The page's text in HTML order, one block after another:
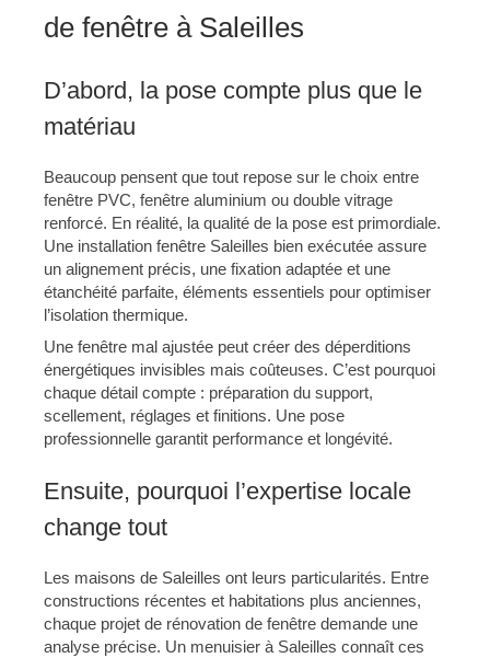
de fenêtre à Saleilles
D’abord, la pose compte plus que le
matériau
Beaucoup pensent que tout repose sur le choix entre
fenêtre PVC, fenêtre aluminium ou double vitrage
renforcé. En réalité, la qualité de la pose est primordiale.
Une installation fenêtre Saleilles bien exécutée assure
un alignement précis, une fixation adaptée et une
étanchéité parfaite, éléments essentiels pour optimiser
l’isolation thermique.
Une fenêtre mal ajustée peut créer des déperditions
énergétiques invisibles mais coûteuses. C’est pourquoi
chaque détail compte : préparation du support,
scellement, réglages et finitions. Une pose
professionnelle garantit performance et longévité.
Ensuite, pourquoi l’expertise locale
change tout
Les maisons de Saleilles ont leurs particularités. Entre
constructions récentes et habitations plus anciennes,
chaque projet de rénovation de fenêtre demande une
analyse précise. Un menuisier à Saleilles connaît ces